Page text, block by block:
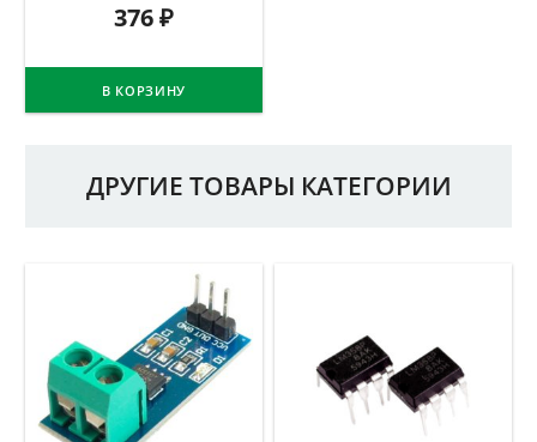
376₽
В КОРЗИНУ
ДРУГИЕ ТОВАРЫ КАТЕГОРИИ